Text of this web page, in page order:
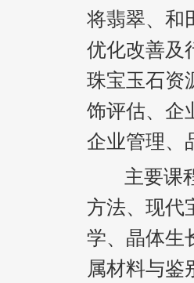
将翡翠、和
优化改善及
珠宝玉石资
饰评估、企
企业管理、
主要课程
方法、现代
学、晶体生
属材料与鉴